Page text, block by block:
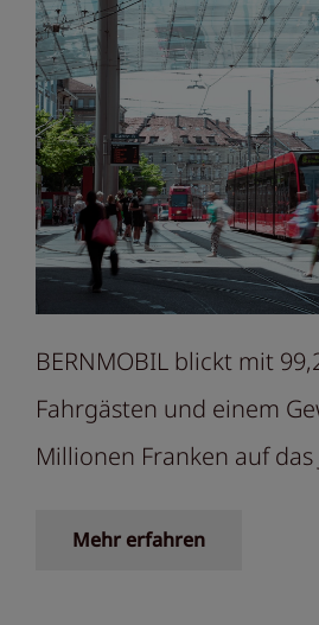
BERNMOBIL blickt mit
Fahrgästen und einem
Millionen Franken auf das
Mehr erfahren